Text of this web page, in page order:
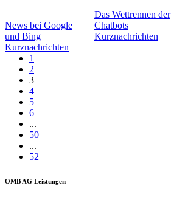
News bei Google
und Bing
Kurznachrichten
Das Wettrennen der
Chatbots
Kurznachrichten
1
2
3
4
5
6
...
50
...
52
OMB AG Leistungen